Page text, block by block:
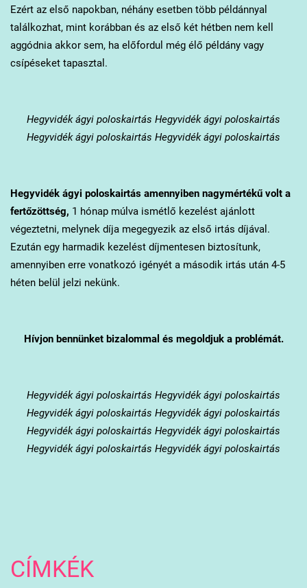
Ezért az első napokban, néhány esetben több példánnyal
találkozhat, mint korábban és az első két hétben nem kell
aggódnia akkor sem, ha előfordul még élő példány vagy
csípéseket tapasztal.
Hegyvidékágyi poloskairtás Hegyvidék ágyi poloskairtás
Hegyvidék ágyi poloskairtás Hegyvidék ágyi poloskairtás
Hegyvidékágyi poloskairtás amennyiben nagymértékű volt a
fertőzöttség, 1 hónap múlva ismétlő kezelést ajánlott
végeztetni, melynek díja megegyezik az első irtás díjával.
Ezután egy harmadik kezelést díjmentesen biztosítunk,
amennyiben erre vonatkozó igényét a második irtás után 4-5
héten belül jelzi nekünk.
Hívjon bennünket bizalommal és megoldjuk a problémát.
Hegyvidékágyi poloskairtás Hegyvidék ágyi poloskairtás
Hegyvidék ágyi poloskairtás Hegyvidék ágyi poloskairtás
Hegyvidék ágyi poloskairtás Hegyvidék ágyi poloskairtás
Hegyvidék ágyi poloskairtás Hegyvidék ágyi poloskairtás
CÍMKÉK